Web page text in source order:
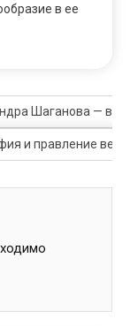
в ее
Шаганова —
и правление